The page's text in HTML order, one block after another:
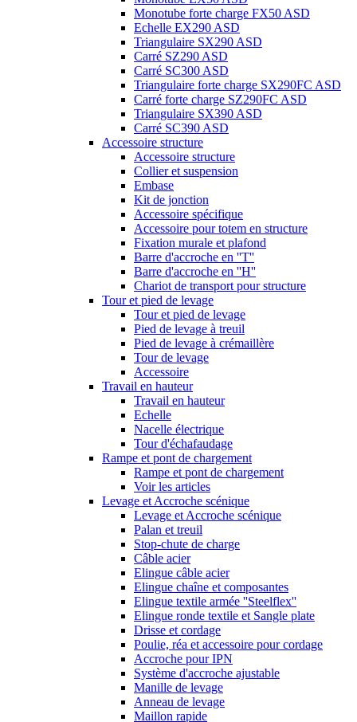
Monotube forte charge FX50 ASD
Echelle EX290 ASD
Triangulaire SX290 ASD
Carré SZ290 ASD
Carré SC300 ASD
Triangulaire forte charge SX290FC ASD
Carré forte charge SZ290FC ASD
Triangulaire SX390 ASD
Carré SC390 ASD
Accessoire structure
Accessoire structure
Collier et suspension
Embase
Kit de jonction
Accessoire spécifique
Accessoire pour totem en structure
Fixation murale et plafond
Barre d'accroche en ''T''
Barre d'accroche en ''H''
Chariot de transport pour structure
Tour et pied de levage
Tour et pied de levage
Pied de levage à treuil
Pied de levage à crémaillère
Tour de levage
Accessoire
Travail en hauteur
Travail en hauteur
Echelle
Nacelle électrique
Tour d'échafaudage
Rampe et pont de chargement
Rampe et pont de chargement
Voir les articles
Levage et Accroche scénique
Levage et Accroche scénique
Palan et treuil
Stop-chute de charge
Câble acier
Elingue câble acier
Elingue chaîne et composantes
Elingue textile armée ''Steelflex''
Elingue ronde textile et Sangle plate
Drisse et cordage
Poulie, réa et accessoire pour cordage
Accroche pour IPN
Système d'accroche ajustable
Manille de levage
Anneau de levage
Maillon rapide